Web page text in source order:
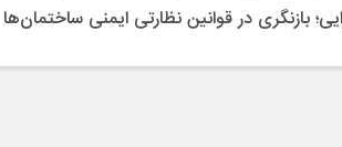
بازنگری در قوانین نظارتی ایمنی ساختمان‌ها